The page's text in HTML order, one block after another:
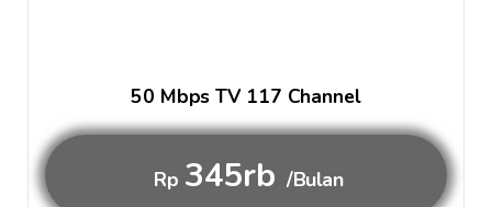
50 Mbps TV 117 Channel
Rp 345rb /Bulan